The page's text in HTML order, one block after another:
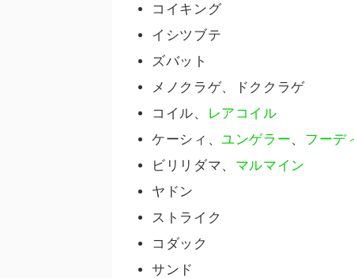
コイキング
イシツブテ
ズバット
メノクラゲ、ドククラゲ
コイル、
レアコイル
ケーシィ、ユンゲラー、 フーデ
ビリリダマ、 マルマイン
ヤドン
ストライク
コダック
サンド